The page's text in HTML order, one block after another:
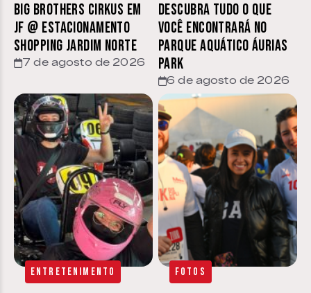
Big Brothers Cirkus em
JF @ estacionamento
Shopping Jardim Norte
7 de agosto de 2026
Descubra tudo o que
você encontrará no
parque aquático Áurias
Park
6 de agosto de 2026
Entretenimento Fotos